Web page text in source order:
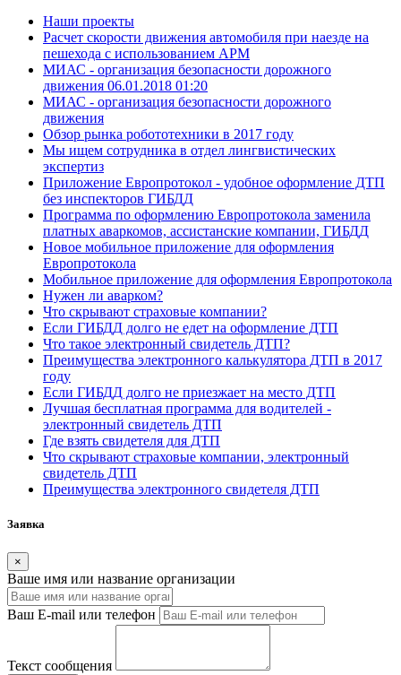
Наши проекты
Расчет скорости движения автомобиля при наезде на
пешехода с использованием АРМ
МИАС - организация безопасности дорожного
движения 06.01.2018 01:20
МИАС - организация безопасности дорожного
движения
Обзор рынка робототехники в 2017 году
Мы ищем сотрудника в отдел лингвистических
экспертиз
Приложение Европротокол - удобное оформление ДТП
без инспекторов ГИБДД
Программа по оформлению Европротокола заменила
платных аваркомов, ассистанские компании, ГИБДД
Новое мобильное приложение для оформления
Европротокола
Мобильное приложение для оформления Европротокола
Нужен ли аварком?
Что скрывают страховые компании?
Если ГИБДД долго не едет на оформление ДТП
Что такое электронный свидетель ДТП?
Преимущества электронного калькулятора ДТП в 2017
году
Если ГИБДД долго не приезжает на место ДТП
Лучшая бесплатная программа для водителей -
электронный свидетель ДТП
Где взять свидетеля для ДТП
Что скрывают страховые компании, электронный
свидетель ДТП
Преимущества электронного свидетеля ДТП
Заявка
×
Ваше имя или название организации
Ваш E-mail или телефон
Текст сообщения